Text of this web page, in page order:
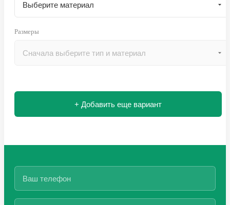
Размеры
+ Добавить еще вариант